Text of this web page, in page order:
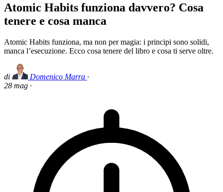
Atomic Habits funziona davvero? Cosa
tenere e cosa manca
Atomic Habits funziona, ma non per magia: i principi sono solidi,
manca l’esecuzione. Ecco cosa tenere del libro e cosa ti serve oltre.
di Domenico Marra ·
28 mag ·